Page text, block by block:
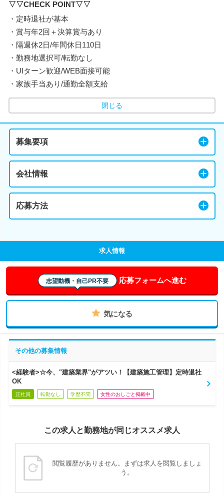
▽▽CHECK POINT▽▽
・定時退社が基本
・賞与年2回＋決算賞与あり
・隔週休2日/年間休日110日
・勤務地選択可/転勤なし
・UIターン歓迎/WEB面接可能
・家族手当あり/通勤全額支給
閉じる
募集要項
会社情報
応募方法
求人情報
志望動機・自己PR不要 応募フォームへ進む
気になる
その他の募集情報
<経験者>☆今、"建築業界"がアツい！【建築施工管理】定時退社
OK
正社員 転勤なし 学歴不問 女性のおしごと掲載中
この求人と勤務地が同じオススメ求人
閲覧履歴がありません。まずは求人を閲覧しましょ
う。